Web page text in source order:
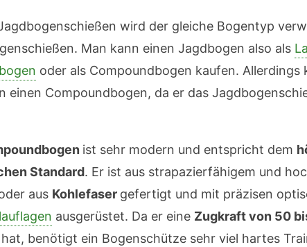
wird der gleiche Bogentyp
Man kann einen Jagdbogen also als
oder als Compoundbogen kaufen. Allerdings
einen Compoundbogen, da er das
ist sehr modern und entspricht dem
Standard. Er ist aus strapazierfähigem und
aus Kohlefaser gefertigt und mit präzisen
ausgerüstet. Da er eine Zugkraft von 50
hat, benötigt ein Bogenschütze sehr viel hartes